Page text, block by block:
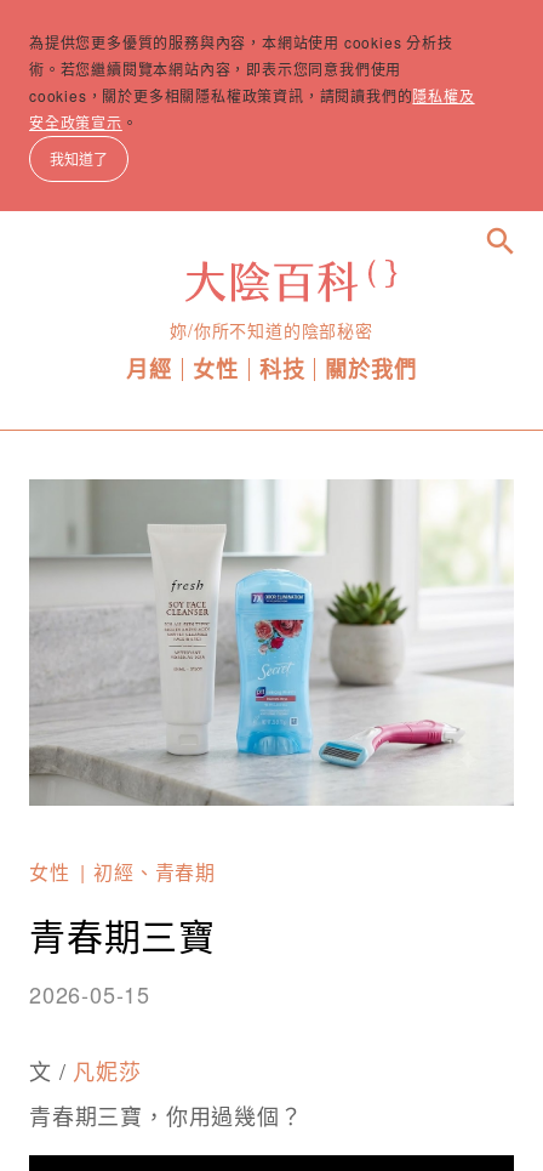
為提供您更多優質的服務與內容，本網站使用 cookies 分析技
術。若您繼續閱覽本網站內容，即表示您同意我們使用
cookies，關於更多相關隱私權政策資訊，請閱讀我們的隱私權及
安全政策宣示 。
我知道了
妳/你所不知道的陰部秘密
月經 女性 科技 關於我們
search
女性 初經、青春期
青春期三寶
2026-05-15
文 / 凡妮莎
青春期三寶，你用過幾個？